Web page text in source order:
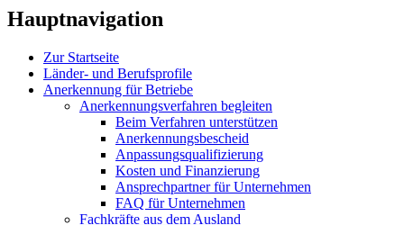
Hauptnavigation
Zur Startseite
Länder- und Berufsprofile
Anerkennung für Betriebe
Anerkennungsverfahren begleiten
Beim Verfahren unterstützen
Anerkennungsbescheid
Anpassungsqualifizierung
Kosten und Finanzierung
Ansprechpartner für Unternehmen
FAQ für Unternehmen
Fachkräfte aus dem Ausland